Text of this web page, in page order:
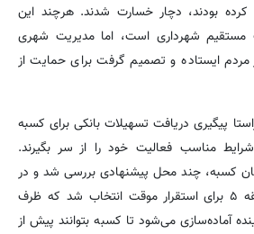
کرده بودند، دچار خسارت شدند. هرچند این
مستقیم شهرداری است، اما مدیریت شهری
مردم ایستاده و تصمیم گرفت برای حمایت از
پیگیری دریافت تسهیلات بانکی برای کسبه
شرایط مناسب فعالیت خود را از سر بگیرند.
کسبه، چند محل پیشنهادی بررسی شد و در
نهایت مجموعه‌ای در منطقه ۵ برای استقرار موقت انتخاب شد که ظرف
هفته تا ۱۰ روز آینده آماده‌سازی می‌شود تا کسبه بتوانند پیش از